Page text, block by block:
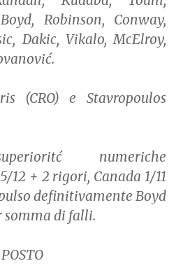
Robinson, Conway,
Dakic, Vikalo, McElroy,
(CRO) e Stavropoulos
numeriche
12 + 2 rigori, Canada 1/11
definitivamente Boyd
somma di falli.